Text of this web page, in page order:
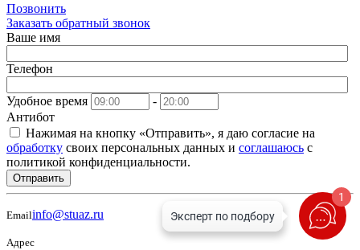
Позвонить
Заказать обратный звонок
Ваше имя
Телефон
Удобное время
-
Антибот
Нажимая на кнопку «Отправить», я даю согласие на
обработку своих персональных данных и соглашаюсь с
политикой конфиденциальности.
Отправить
Emailinfo@stuaz.ru
Адрес
1